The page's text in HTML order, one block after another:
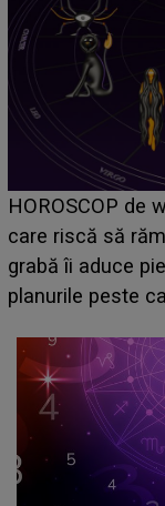
Emanuel a ținut
acum! În fața
face o
sa: "I-am spus și